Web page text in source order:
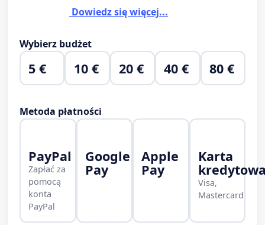
Dowiedz się więcej...
Wybierz budżet
5 € 10 € 20 € 40 € 80 €
Metoda płatności
PayPal
Zapłać za
pomocą
konta
PayPal
Google
Pay
Apple
Pay
Karta
Visa,
Mastercard